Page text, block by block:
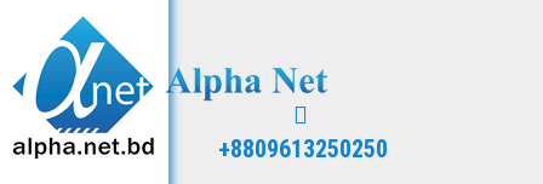
+8809613250250